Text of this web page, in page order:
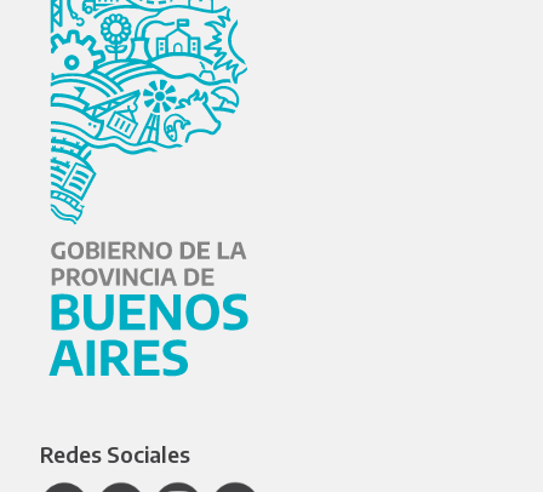
Redes Sociales